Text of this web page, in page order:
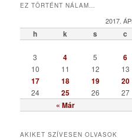
e
r
EZ TÖRTÉNT NÁLAM…
2017.
h k s c
« Már
3
4 5 6
10
11 12 13
17
18 19 20
24
25 26 27
AKIKET SZÍVESEN OLVASOK